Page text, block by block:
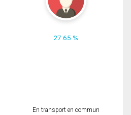
27.65 %
En transport en commun